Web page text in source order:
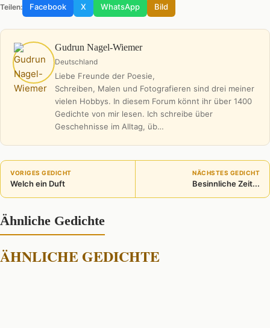
Teilen: Facebook X WhatsApp Bild
Gudrun Nagel-Wiemer
Deutschland
Liebe Freunde der Poesie,
Schreiben, Malen und Fotografieren sind drei meiner
vielen Hobbys. In diesem Forum könnt ihr über 1400
Gedichte von mir lesen. Ich schreibe über
Geschehnisse im Alltag, üb…
VORIGES GEDICHT
Welch ein Duft
NÄCHSTES GEDICHT
Besinnliche Zeit...
Ähnliche Gedichte
ÄHNLICHE GEDICHTE